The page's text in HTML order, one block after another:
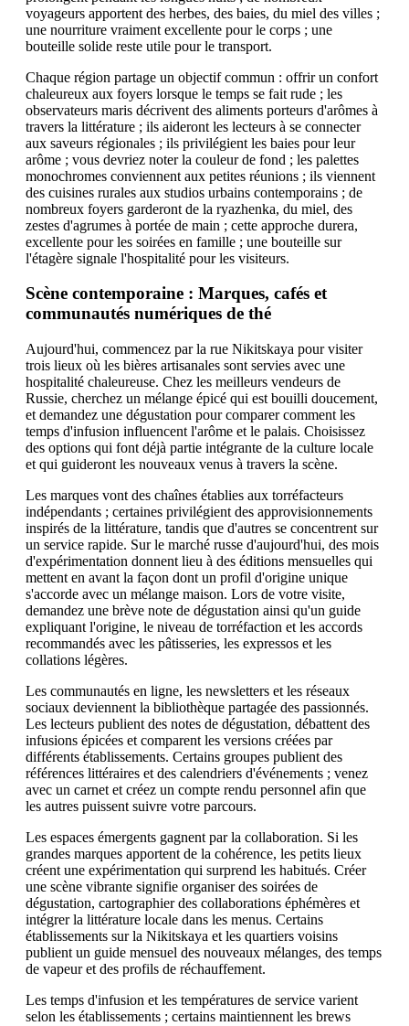
voyageurs apportent des herbes, des baies, du miel des villes ;
une nourriture vraiment excellente pour le corps ; une
bouteille solide reste utile pour le transport.
Chaque région partage un objectif commun : offrir un confort
chaleureux aux foyers lorsque le temps se fait rude ; les
observateurs maris décrivent des aliments porteurs d'arômes à
travers la littérature ; ils aideront les lecteurs à se connecter
aux saveurs régionales ; ils privilégient les baies pour leur
arôme ; vous devriez noter la couleur de fond ; les palettes
monochromes conviennent aux petites réunions ; ils viennent
des cuisines rurales aux studios urbains contemporains ; de
nombreux foyers garderont de la ryazhenka, du miel, des
zestes d'agrumes à portée de main ; cette approche durera,
excellente pour les soirées en famille ; une bouteille sur
l'étagère signale l'hospitalité pour les visiteurs.
Scène contemporaine : Marques, cafés et
communautés numériques de thé
Aujourd'hui, commencez par la rue Nikitskaya pour visiter
trois lieux où les bières artisanales sont servies avec une
hospitalité chaleureuse. Chez les meilleurs vendeurs de
Russie, cherchez un mélange épicé qui est bouilli doucement,
et demandez une dégustation pour comparer comment les
temps d'infusion influencent l'arôme et le palais. Choisissez
des options qui font déjà partie intégrante de la culture locale
et qui guideront les nouveaux venus à travers la scène.
Les marques vont des chaînes établies aux torréfacteurs
indépendants ; certaines privilégient des approvisionnements
inspirés de la littérature, tandis que d'autres se concentrent sur
un service rapide. Sur le marché russe d'aujourd'hui, des mois
d'expérimentation donnent lieu à des éditions mensuelles qui
mettent en avant la façon dont un profil d'origine unique
s'accorde avec un mélange maison. Lors de votre visite,
demandez une brève note de dégustation ainsi qu'un guide
expliquant l'origine, le niveau de torréfaction et les accords
recommandés avec les pâtisseries, les expressos et les
collations légères.
Les communautés en ligne, les newsletters et les réseaux
sociaux deviennent la bibliothèque partagée des passionnés.
Les lecteurs publient des notes de dégustation, débattent des
infusions épicées et comparent les versions créées par
différents établissements. Certains groupes publient des
références littéraires et des calendriers d'événements ; venez
avec un carnet et créez un compte rendu personnel afin que
les autres puissent suivre votre parcours.
Les espaces émergents gagnent par la collaboration. Si les
grandes marques apportent de la cohérence, les petits lieux
créent une expérimentation qui surprend les habitués. Créer
une scène vibrante signifie organiser des soirées de
dégustation, cartographier des collaborations éphémères et
intégrer la littérature locale dans les menus. Certains
établissements sur la Nikitskaya et les quartiers voisins
publient un guide mensuel des nouveaux mélanges, des temps
de vapeur et des profils de réchauffement.
Les temps d'infusion et les températures de service varient
selon les établissements ; certains maintiennent les brews